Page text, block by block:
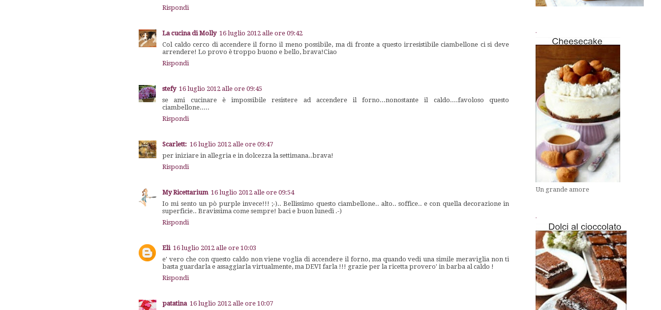
Rispondi
La cucina di Molly 16 luglio 2012 alle ore 09:42
Col caldo cerco di accendere il forno il meno possibile, ma di fronte a questo irresistibile ciambellone ci si deve
arrendere! Lo provo è troppo buono e bello, brava!Ciao
Rispondi
stefy 16 luglio 2012 alle ore 09:45
se ami cucinare è impossibile resistere ad accendere il forno...nonostante il caldo....favoloso questo
ciambellone.....
Rispondi
Scarlett: 16 luglio 2012 alle ore 09:47
per iniziare in allegria e in dolcezza la settimana..brava!
Rispondi
My Ricettarium 16 luglio 2012 alle ore 09:54
Io mi sento un pò purple invece!!! ;-).. Bellissimo questo ciambellone.. alto.. soffice.. e con quella decorazione in
superficie.. Bravissima come sempre! baci e buon lunedì .-)
Rispondi
Eli 16 luglio 2012 alle ore 10:03
e' vero che con questo caldo non viene voglia di accendere il forno, ma quando vedi una simile meraviglia non ti
basta guardarla e assaggiarla virtualmente, ma DEVI farla !!! grazie per la ricetta provero' in barba al caldo !
Rispondi
patatina 16 luglio 2012 alle ore 10:07
.
Un grande amore
.